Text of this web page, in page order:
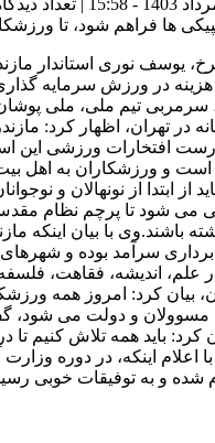
ها فراهم شود، تا
یوسف نوری استاندار
در تهران، اظهار
افتخارات ورزشی
ورزشکاران به اهل بیت و
از ابتدا از نونهالان و
شود تا پرچم نظام مقدس
باشند.وی با بیان
سرآمد بوده و
علم، اندیشه، فقاهت،
بیان کرد: امروز همه
و دولت می شود،
باید همه تلاش کنیم
شده و به توفیقات خوبی